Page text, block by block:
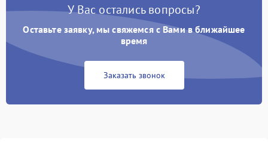
Не работает сушилка 2100 ₽ Подробнее →
Сбои в работе таймера 1700 ₽
У Вас остались вопросы?
Оставьте заявку, мы свяжемся с Вами в ближайшее
время
Заказать звонок